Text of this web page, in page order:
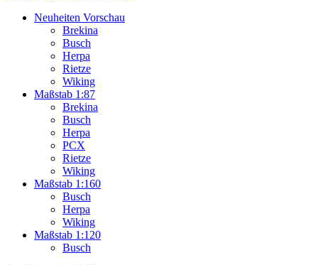
Neuheiten Vorschau
Brekina
Busch
Herpa
Rietze
Wiking
Maßstab 1:87
Brekina
Busch
Herpa
PCX
Rietze
Wiking
Maßstab 1:160
Busch
Herpa
Wiking
Maßstab 1:120
Busch